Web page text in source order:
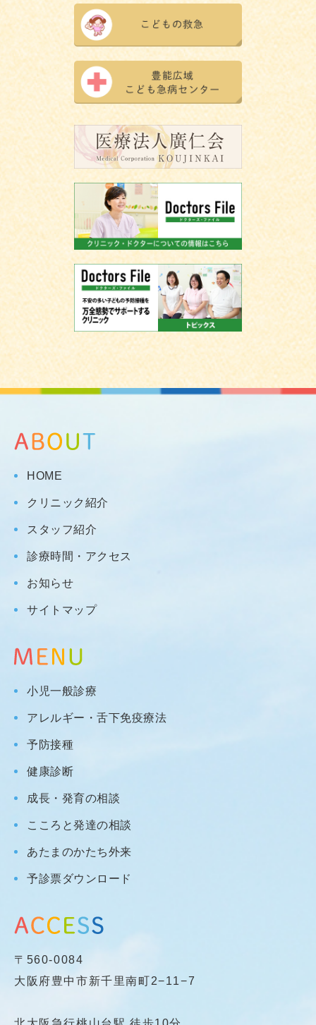
HOME
クリニック紹介
スタッフ紹介
診療時間・アクセス
お知らせ
サイトマップ
小児一般診療
アレルギー・舌下免疫療法
予防接種
健康診断
成長・発育の相談
こころと発達の相談
あたまのかたち外来
予診票ダウンロード
〒560-0084
大阪府豊中市新千里南町2−11−7